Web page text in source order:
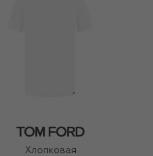
Хлопковая